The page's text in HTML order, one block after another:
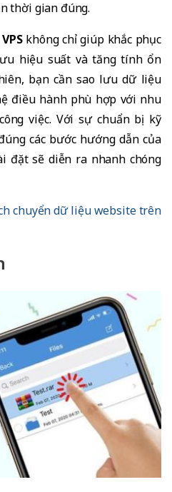
thời gian đúng.
không chỉ giúp khắc phục
hiệu suất và tăng tính ổn
bạn cần sao lưu dữ liệu
điều hành phù hợp với nhu
việc. Với sự chuẩn bị kỹ
các bước hướng dẫn của
đặt sẽ diễn ra nhanh chóng
chuyển dữ liệu website trên